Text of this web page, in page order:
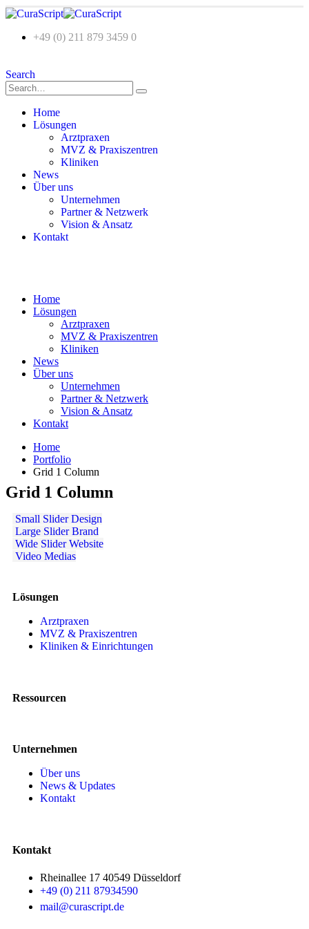
+49 (0) 211 879 3459 0
Search
Home
Lösungen
Arztpraxen
MVZ & Praxiszentren
Kliniken
News
Über uns
Unternehmen
Partner & Netzwerk
Vision & Ansatz
Kontakt
Home
Lösungen
Arztpraxen
MVZ & Praxiszentren
Kliniken
News
Über uns
Unternehmen
Partner & Netzwerk
Vision & Ansatz
Kontakt
Home
Portfolio
Grid 1 Column
Grid 1 Column
Small Slider Design
Large Slider Brand
Wide Slider Website
Video Medias
Lösungen
Arztpraxen
MVZ & Praxiszentren
Kliniken & Einrichtungen
Ressourcen
Unternehmen
Über uns
News & Updates
Kontakt
Kontakt
Rheinallee 17 40549 Düsseldorf
+49 (0) 211 87934590
mail@curascript.de